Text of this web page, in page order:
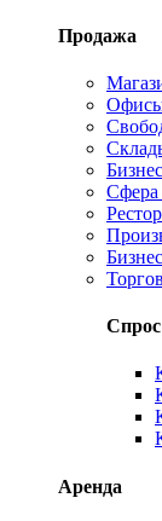
Продажа
Бизнес
Сфера
Спрос
Аренда